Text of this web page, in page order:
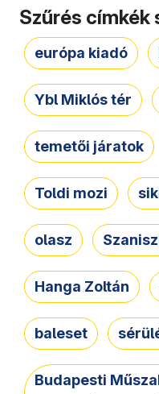
Szűrés címkék
európa kiadó
Ybl Miklós tér
temetői járatok
Toldi mozi
olasz
Hanga Zoltán
baleset
Budapesti